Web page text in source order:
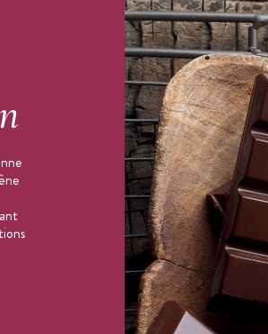
guide d'achat des moules en